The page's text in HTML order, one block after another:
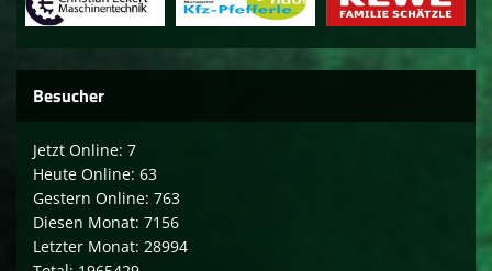
Besucher
Jetzt Online: 7
Heute Online: 63
Gestern Online: 763
Diesen Monat: 7156
Letzter Monat: 28994